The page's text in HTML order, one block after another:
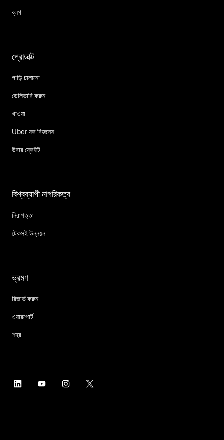
ব্লগ
প্রোডাক্ট
গাড়ি চালানো
ডেলিভারি করুন
খাওয়া
Uber ফর বিজনেস
উবার ফ্রেইট
বিশ্বব্যাপী নাগরিকত্ব
নিরাপত্তা
টেকসই উন্নয়ন
ভ্রমণ
রিজার্ভ করুন
এয়ারপোর্ট
শহর